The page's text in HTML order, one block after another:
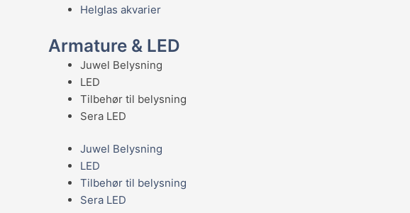
Helglas akvarier
Armature & LED
Juwel Belysning
LED
Tilbehør til belysning
Sera LED
Juwel Belysning
LED
Tilbehør til belysning
Sera LED